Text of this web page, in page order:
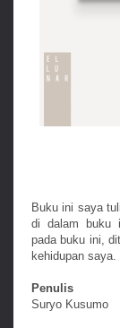
Buku ini saya
di dalam buku
pada buku ini,
kehidupan saya.
Penulis
Suryo Kusumo